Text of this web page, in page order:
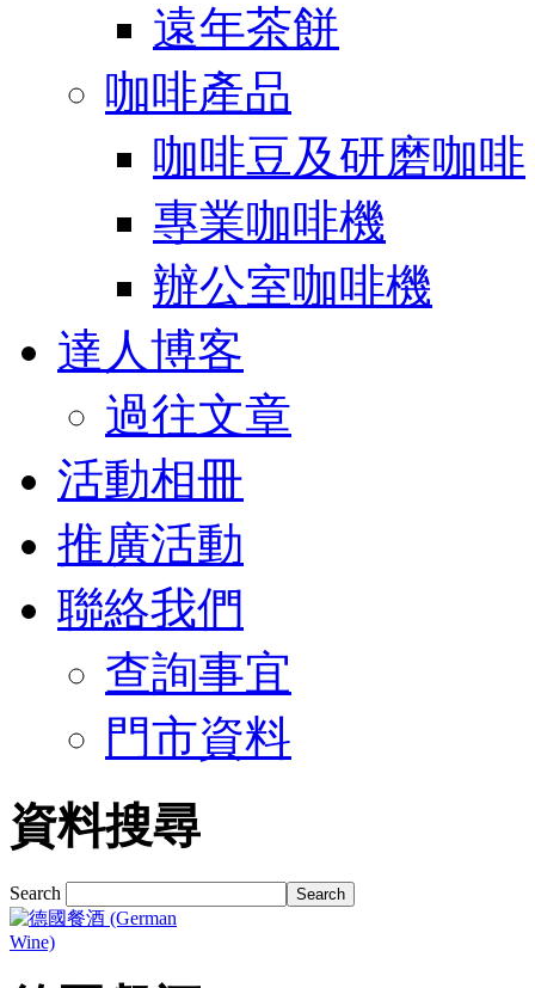
遠年茶餅
咖啡產品
咖啡豆及研磨咖啡
專業咖啡機
辦公室咖啡機
達人博客
過往文章
活動相冊
推廣活動
聯絡我們
查詢事宜
門市資料
資料搜尋
Search